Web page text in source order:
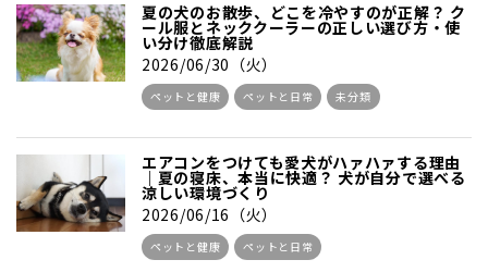
夏の犬のお散歩、どこを冷やすのが正解？ ク
ール服とネッククーラーの正しい選び方・使
い分け徹底解説
2026/06/30（火）
ペットと健康 ペットと日常 未分類
エアコンをつけても愛犬がハァハァする理由
｜夏の寝床、本当に快適？ 犬が自分で選べる
涼しい環境づくり
2026/06/16（火）
ペットと健康 ペットと日常